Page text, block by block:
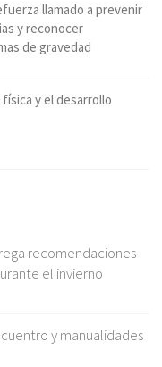
llamado a prevenir
y reconocer
de gravedad
y el desarrollo
recomendaciones
el invierno
y manualidades